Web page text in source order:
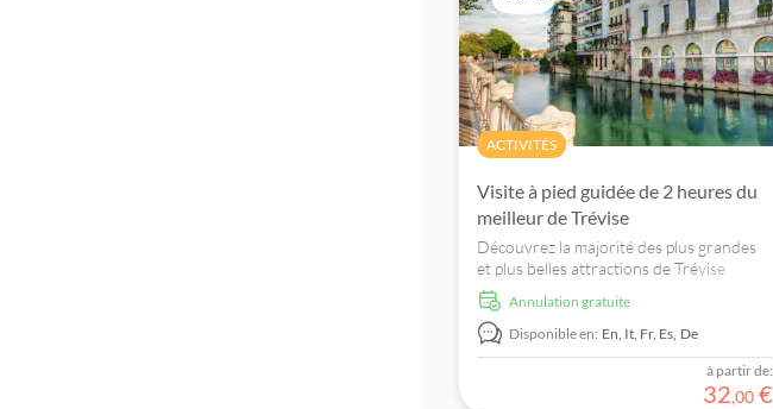
ACTIVITÉS
Visite à pied guidée de 2 heures du
meilleur de Trévise
Découvrez la majorité des plus grandes
et plus belles attractions de Trévise
pendant votre séjour avec cette visite à
pied guidée de 2 heures...
Annulation gratuite
Disponible en: En, It, Fr, Es, De
à partir de:
32,00 €